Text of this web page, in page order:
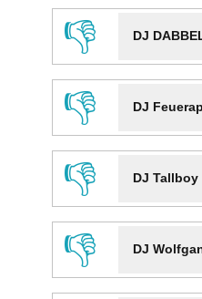
👎
DJ
👎
DJ
👎
DJ Tallboy
👎
DJ